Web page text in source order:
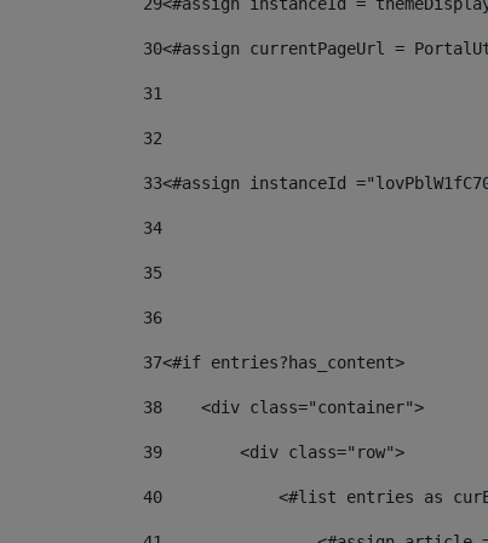
30<#assign currentPageUrl =
31
32
33<#assign instanceId
34
35
36
37<#if entries?has_content>
38
    <div class="container">
39
        <div class="row">
40
<#list entries as